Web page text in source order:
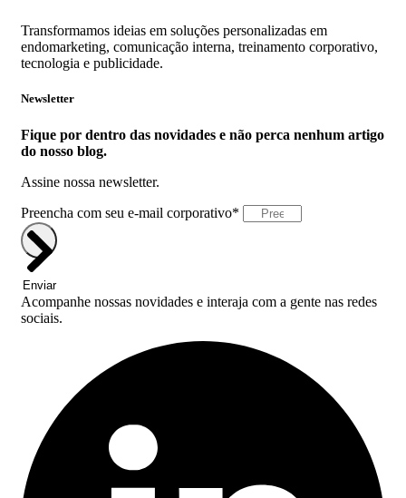
Transformamos ideias em soluções personalizadas em
endomarketing, comunicação interna, treinamento corporativo,
tecnologia e publicidade.
Newsletter
Fique por dentro das novidades e não perca nenhum artigo
do nosso blog.
Assine nossa newsletter.
Preencha com seu e-mail corporativo*
Enviar
Acompanhe nossas novidades e interaja com a gente nas redes
sociais.